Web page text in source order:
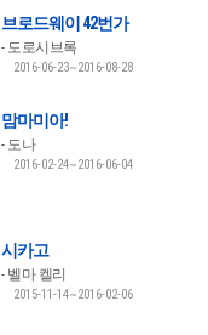
브로드웨이 42번가
도로시브록
2016-06-23~2016-08-28
맘마미아!
도나
2016-02-24~2016-06-04
시카고
벨마 켈리
2015-11-14~2016-02-06